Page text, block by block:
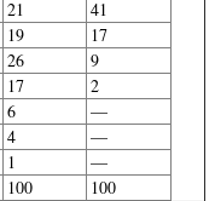
21
41
19
17
26
9
17
2
6
—
4
—
1
—
100 100